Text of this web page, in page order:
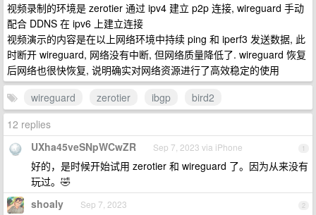
视频录制的环境是 zerotier 通过 ipv4 建立 p2p 连接, wireguard 手动
配合 DDNS 在 ipv6 上建立连接
视频演示的内容是在以上网络环境中持续 ping 和 iperf3 发送数据, 此
时断开 wireguard, 网络没有中断, 但网络质量降低了. wireguard 恢复
后网络也很快恢复, 说明确实对网络资源进行了高效稳定的使用
wireguard
zerotier ibgp
bird2
12 replies
1
UXha45veSNpWCwZR Sep 7, 2023 via iPhone
好的，是时候开始试用 zerotier 和 wireguard 了。因为从来没有
玩过。🤣
2
shoaly Sep 7, 2023